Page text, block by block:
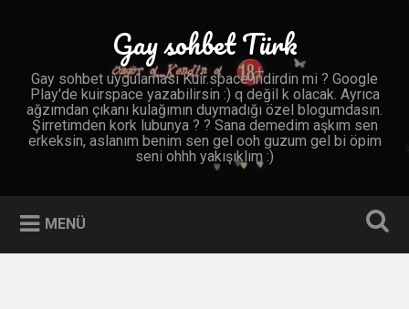
Gay sohbet Türk
Gay sohbet uygulaması Kuir.space indirdin mi ? Google
Play'de kuirspace yazabilirsin :) q değil k olacak. Ayrıca
ağzımdan çıkanı kulağımın duymadığı özel blogumdasın.
Şirretimden kork lubunya ? ? Sana demedim aşkım sen
erkeksin, aslanım benim sen gel ooh guzum gel bi öpim
seni ohhh yakışıklım :)
MENÜ